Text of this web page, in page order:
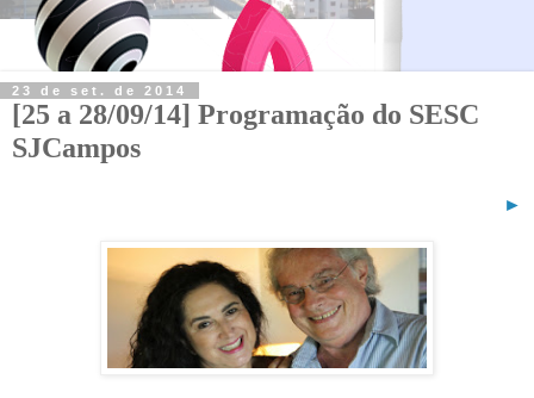
23 de set. de 2014
[25 a 28/09/14] Programação do SESC
SJCampos
►